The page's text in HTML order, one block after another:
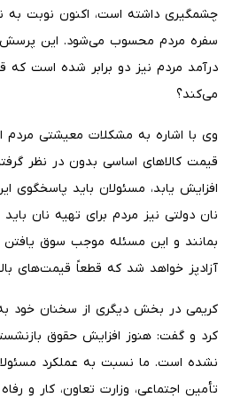
چشمگیری داشته است، اکنون نوبت به
سفره مردم محسوب می‌شود. این
درآمد مردم نیز دو برابر شده است که
می‌کند؟
وی با اشاره به مشکلات معیشتی مردم
قیمت کالاهای اساسی بدون در نظر
افزایش یابد، مسئولان باید
نان دولتی نیز مردم برای تهیه نان
بمانند و این مسئله موجب سوق
آزادپز خواهد شد که قطعاً قیمت‌های
کریمی در بخش دیگری از سخنان خود
کرد و گفت: هنوز افزایش حقوق
نشده است. ما نسبت به عملکرد
تأمین اجتماعی، وزارت تعاون، کار و